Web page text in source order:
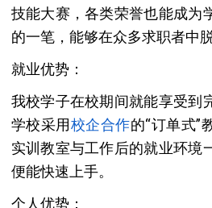
技能大赛，各类荣誉也能成为
的一笔，能够在众多求职者中脱
就业优势：
我校学子在校期间就能享受到
学校采用校企合作的“订单式”
实训教室与工作后的就业环境
便能快速上手。
个人优势：